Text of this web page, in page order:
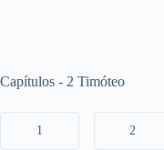
Capítulos - 2 Timóteo
1 2